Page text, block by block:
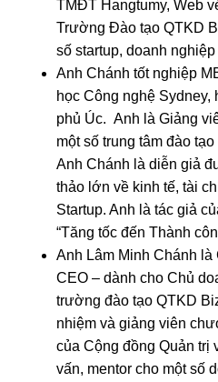
TMĐT Hangtumy, Web
Trường Đào tạo QTKD
số startup, doanh nghiệp
Anh Chánh tốt nghiệp
học Công nghệ Sydney,
phủ Úc. Anh là Giảng
một số trung tâm đào
Anh Chánh là diễn giả
thảo lớn về kinh tế, tài
Startup. Anh là tác giả
“Tăng tốc đến Thành
Anh Lâm Minh Chánh
CEO – dành cho Chủ
trường đào tạo QTKD
nhiệm và giảng viên
của Cộng đồng Quản trị
vấn, mentor cho một số